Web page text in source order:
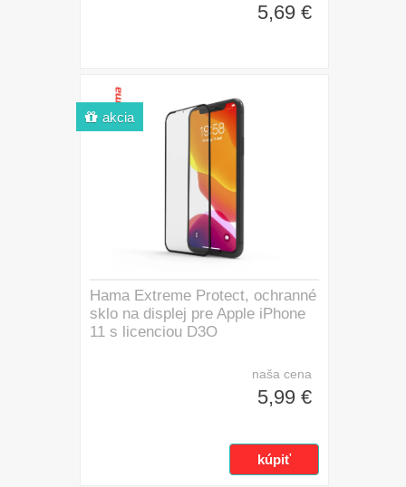
5,69 €
Hama Extreme Protect, ochranné
sklo na displej pre Apple iPhone
11 s licenciou D3O
naša cena
5,99 €
akcia